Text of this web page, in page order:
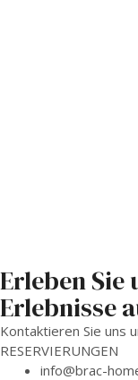
Erleben Sie
Erlebnisse
Kontaktieren Sie uns
RESERVIERUNGEN
info@brac-